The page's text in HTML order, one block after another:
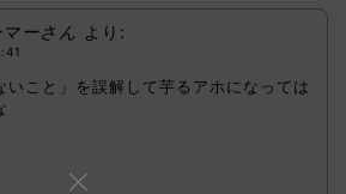
ーさん より:
いこと」を誤解して芋るアホになっては